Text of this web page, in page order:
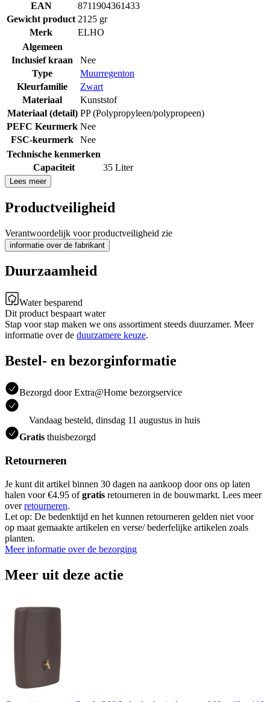
EAN
8711904361433
Gewicht product 2125 gr
Merk
ELHO
Algemeen
Inclusief kraan
Nee
Type
Muurregenton
Kleurfamilie
Zwart
Materiaal
Kunststof
Materiaal (detail) PP (Polypropyleen/polypropeen)
PEFC Keurmerk Nee
FSC-keurmerk
Nee
Technische kenmerken
Capaciteit
35 Liter
Lees meer
Productveiligheid
Verantwoordelijk voor productveiligheid zie
informatie over de fabrikant
Duurzaamheid
Water besparend
Dit product bespaart water
Stap voor stap maken we ons assortiment steeds duurzamer. Meer
informatie over de duurzamere keuze.
Bestel- en bezorginformatie
Bezorgd door Extra@Home bezorgservice
Vandaag besteld, dinsdag 11 augustus in huis
Gratis thuisbezorgd
Retourneren
Je kunt dit artikel binnen 30 dagen na aankoop door ons op laten
halen voor €4.95 ofgratis retourneren in de bouwmarkt. Lees meer
overretourneren.
Let op: De bedenktijd en het kunnen retourneren gelden niet voor
op maat gemaakte artikelen en verse/ bederfelijke artikelen zoals
planten.
Meer informatie over de bezorging
Meer uit deze actie